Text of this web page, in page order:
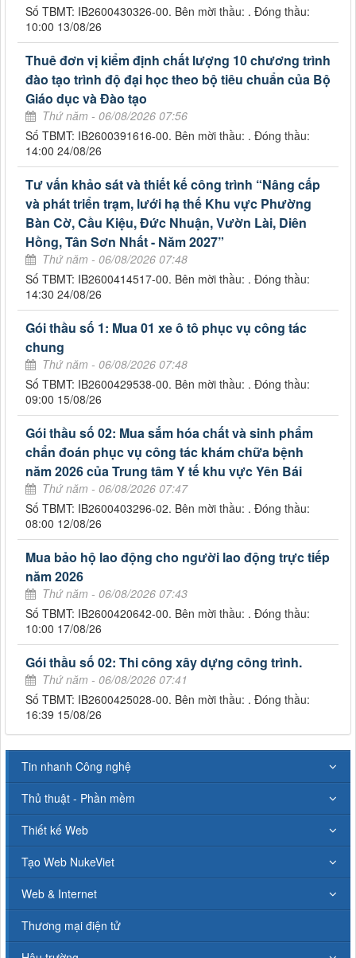
Số TBMT: IB2600430326-00. Bên mời thầu: . Đóng thầu:
10:00 13/08/26
Thuê đơn vị kiểm định chất lượng 10 chương trình
đào tạo trình độ đại học theo bộ tiêu chuẩn của Bộ
Giáo dục và Đào tạo
Thứ năm - 06/08/2026 07:56
Số TBMT: IB2600391616-00. Bên mời thầu: . Đóng thầu:
14:00 24/08/26
Tư vấn khảo sát và thiết kế công trình “Nâng cấp
và phát triển trạm, lưới hạ thế Khu vực Phường
Bàn Cờ, Cầu Kiệu, Đức Nhuận, Vườn Lài, Diên
Hồng, Tân Sơn Nhất - Năm 2027”
Thứ năm - 06/08/2026 07:48
Số TBMT: IB2600414517-00. Bên mời thầu: . Đóng thầu:
14:30 24/08/26
Gói thầu số 1: Mua 01 xe ô tô phục vụ công tác
chung
Thứ năm - 06/08/2026 07:48
Số TBMT: IB2600429538-00. Bên mời thầu: . Đóng thầu:
09:00 15/08/26
Gói thầu số 02: Mua sắm hóa chất và sinh phẩm
chẩn đoán phục vụ công tác khám chữa bệnh
năm 2026 của Trung tâm Y tế khu vực Yên Bái
Thứ năm - 06/08/2026 07:47
Số TBMT: IB2600403296-02. Bên mời thầu: . Đóng thầu:
08:00 12/08/26
Mua bảo hộ lao động cho người lao động trực tiếp
năm 2026
Thứ năm - 06/08/2026 07:43
Số TBMT: IB2600420642-00. Bên mời thầu: . Đóng thầu:
10:00 17/08/26
Gói thầu số 02: Thi công xây dựng công trình.
Thứ năm - 06/08/2026 07:41
Số TBMT: IB2600425028-00. Bên mời thầu: . Đóng thầu:
16:39 15/08/26
Tin nhanh Công nghệ
Thủ thuật - Phần mềm
Thiết kế Web
Tạo Web NukeViet
Web & Internet
Thương mại điện tử